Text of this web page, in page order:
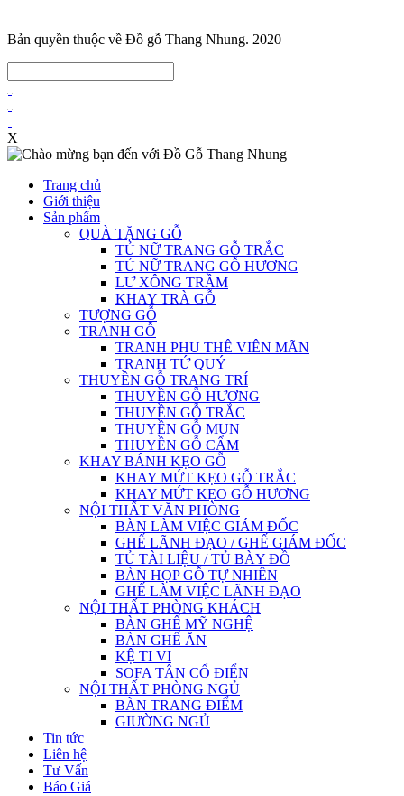
Bản quyền thuộc về Đồ gỗ Thang Nhung. 2020
X
Trang chủ
Giới thiệu
Sản phẩm
QUÀ TẶNG GỖ
TỦ NỮ TRANG GỖ TRẮC
TỦ NỮ TRANG GỖ HƯƠNG
LƯ XÔNG TRẦM
KHAY TRÀ GỖ
TƯỢNG GỖ
TRANH GỖ
TRANH PHU THÊ VIÊN MÃN
TRANH TỨ QUÝ
THUYỀN GỖ TRANG TRÍ
THUYỀN GỖ HƯƠNG
THUYỀN GỖ TRẮC
THUYỀN GỖ MUN
THUYỀN GỖ CẨM
KHAY BÁNH KẸO GỖ
KHAY MỨT KẸO GỖ TRẮC
KHAY MỨT KẸO GỖ HƯƠNG
NỘI THẤT VĂN PHÒNG
BÀN LÀM VIỆC GIÁM ĐỐC
GHẾ LÃNH ĐẠO / GHẾ GIÁM ĐỐC
TỦ TÀI LIỆU / TỦ BÀY ĐỒ
BÀN HỌP GỖ TỰ NHIÊN
GHẾ LÀM VIỆC LÃNH ĐẠO
NỘI THẤT PHÒNG KHÁCH
BÀN GHẾ MỸ NGHỆ
BÀN GHẾ ĂN
KỆ TI VI
SOFA TÂN CỔ ĐIỂN
NỘI THẤT PHÒNG NGỦ
BÀN TRANG ĐIỂM
GIƯỜNG NGỦ
Tin tức
Liên hệ
Tư Vấn
Báo Giá